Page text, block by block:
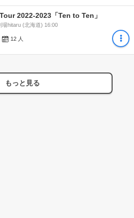
2022-2023「Ten to Ten」
場hitaru (北海道) 16:00
12 人
もっと見る